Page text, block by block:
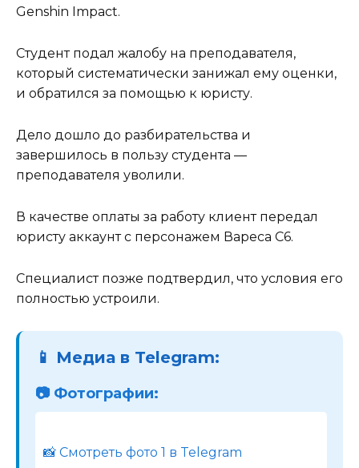
Genshin Impact.
Студент подал жалобу на преподавателя,
который систематически занижал ему оценки,
и обратился за помощью к юристу.
Дело дошло до разбирательства и
завершилось в пользу студента —
преподавателя уволили.
В качестве оплаты за работу клиент передал
юристу аккаунт с персонажем Вареса C6.
Специалист позже подтвердил, что условия его
полностью устроили.
📱 Медиа в Telegram:
📷 Фотографии:
📸 Смотреть фото 1 в Telegram